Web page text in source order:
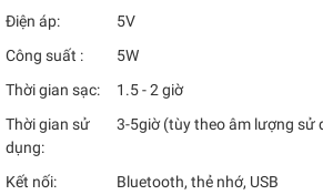
Điện áp:
5V
Công suất :
5W
Thời gian sạc:
1.5 - 2 giờ
Thời gian sử
dụng:
3-5giờ (tùy theo âm lượng sử
Kết nối: Bluetooth, thẻ nhớ, USB